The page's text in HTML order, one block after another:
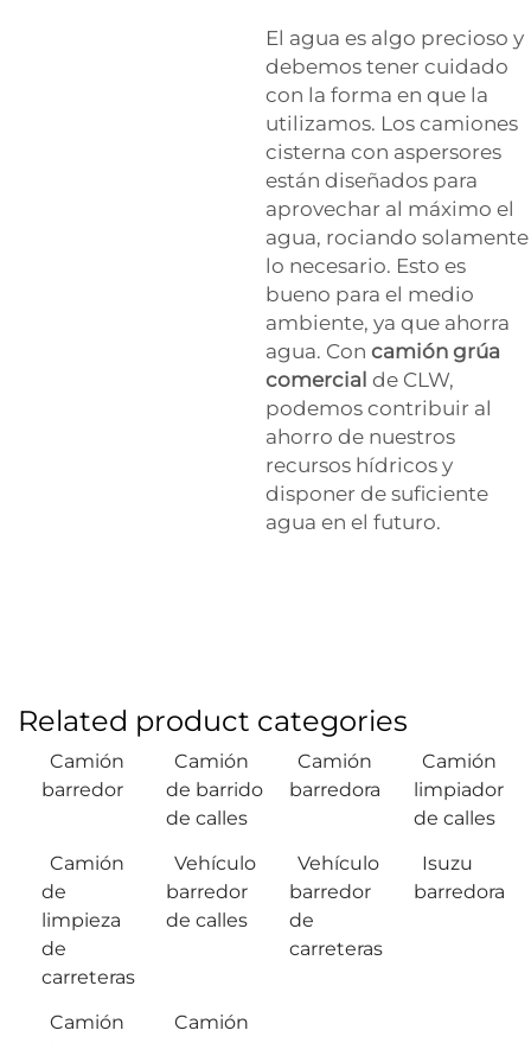
El agua es algo precioso y
debemos tener cuidado
con la forma en que la
utilizamos. Los camiones
cisterna con aspersores
están diseñados para
aprovechar al máximo el
agua, rociando solamente
lo necesario. Esto es
bueno para el medio
ambiente, ya que ahorra
agua. Con camión grúa
comercial de CLW,
podemos contribuir al
ahorro de nuestros
recursos hídricos y
disponer de suficiente
agua en el futuro.
Related product categories
Camión
barredor
Camión
de barrido
de calles
Camión
barredora
Camión
limpiador
de calles
Camión
de
limpieza
de
carreteras
Vehículo
barredor
de calles
Vehículo
barredor
de
carreteras
Isuzu
barredora
Camión
Camión